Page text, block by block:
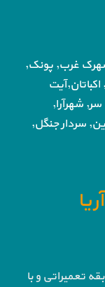
غرب, پونک,
اکباتان,آیت
شهرآرا,
سردار جنگل,
تعمیراتی و با